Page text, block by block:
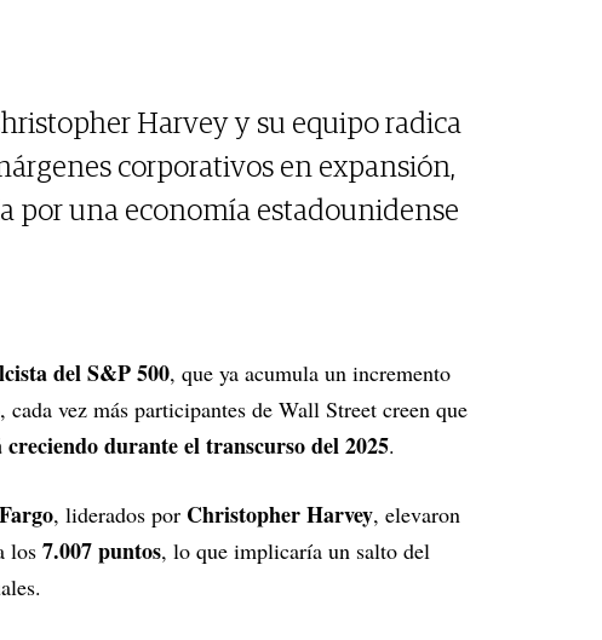
Harvey y su equipo radica
corporativos en expansión,
por una economía estadounidense
del S&P 500, que ya acumula un incremento
vez más participantes de Wall Street creen que
durante el transcurso del 2025.
, liderados por Christopher Harvey, elevaron
los 7.007 puntos, lo que implicaría un salto del